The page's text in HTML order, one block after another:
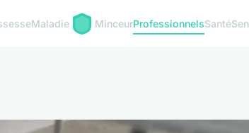
Maladie MinceurProfessionnelsSanté